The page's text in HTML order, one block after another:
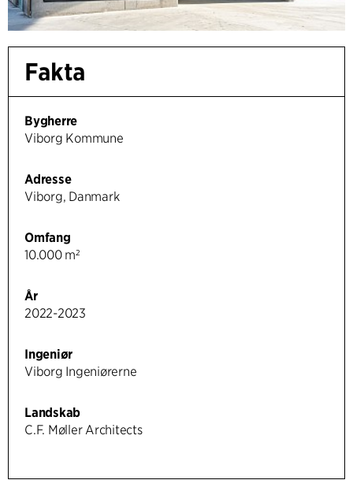
Fakta
Bygherre
Viborg Kommune
Adresse
Viborg, Danmark
Omfang
10.000 m²
År
2022-2023
Ingeniør
Viborg Ingeniørerne
Landskab
C.F. Møller Architects